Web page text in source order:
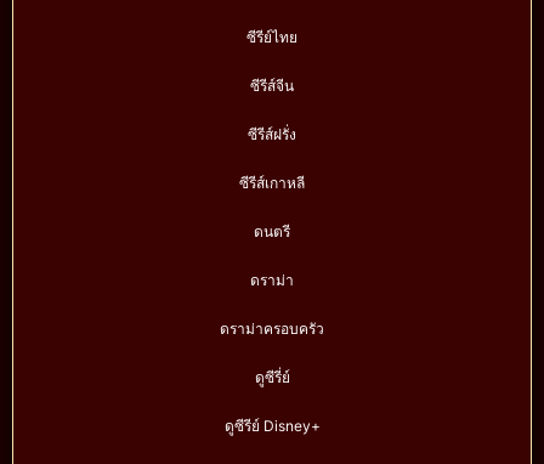
ซีรีย์ไทย
ซีรีส์จีน
ซีรีส์ฝรั่ง
ซีรีส์เกาหลี
ดนตรี
ดราม่า
ดราม่าครอบครัว
ดูซีรี่ย์
ดูซีรีย์ Disney+